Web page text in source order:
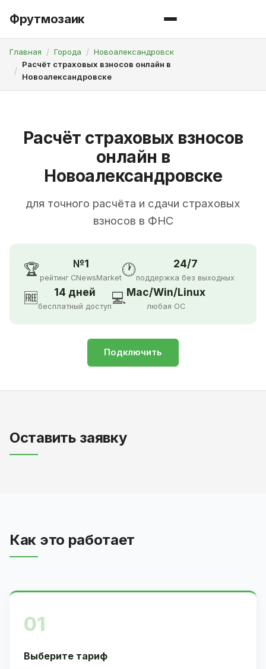
Фрутмозаик
Главная Города
Новоалександровск
Расчёт страховых взносов онлайн в
Новоалександровске
Расчёт страховых взносов
онлайн в
Новоалександровске
для точного расчёта и сдачи страховых
взносов в ФНС
🏆 №1
рейтинг CNewsMarket🕐 24/7
поддержка без выходных
🆓 14 дней
бесплатный доступ💻Mac/Win/Linux
любая ОС
Подключить
Оставить заявку
Как это работает
01
Выберите тариф